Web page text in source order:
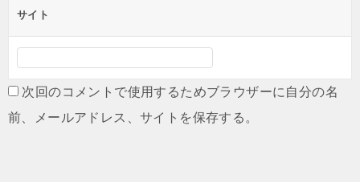
サイト
次回のコメントで使用するためブラウザーに自分の名
前、メールアドレス、サイトを保存する。